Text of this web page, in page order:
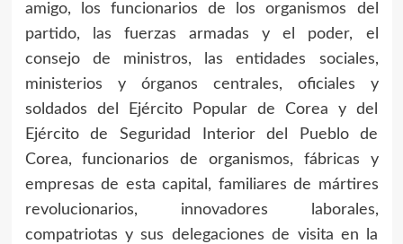
amigo, los funcionarios de los organismos del
partido, las fuerzas armadas y el poder, el
consejo de ministros, las entidades sociales,
ministerios y órganos centrales, oficiales y
soldados del Ejército Popular de Corea y del
Ejército de Seguridad Interior del Pueblo de
Corea, funcionarios de organismos, fábricas y
empresas de esta capital, familiares de mártires
revolucionarios, innovadores laborales,
compatriotas y sus delegaciones de visita en la